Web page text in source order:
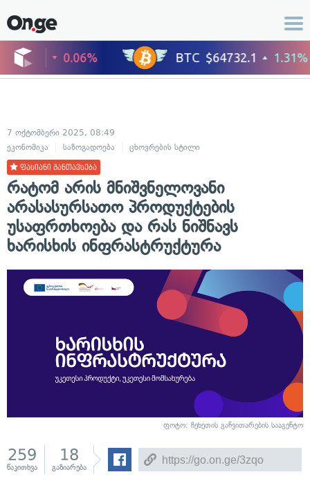
7 ოქტომბერი 2025, 08:49
ეკონომიკა
საზოგადოება ცხოვრების სტილი
ფასიანი განთავსება
რატომ არის მნიშვნელოვანი
არასასურსათო პროდუქტების
უსაფრთხოება და რას ნიშნავს
ხარისხის ინფრასტრუქტურა
ფოტო: ჩეხეთის განვითარების სააგენტო
259
წაკითხვა
18
გაზიარება